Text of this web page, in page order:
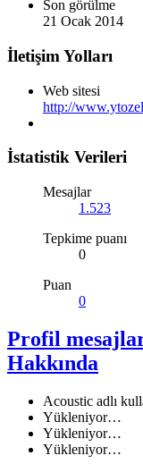
Son görülme
21 Ocak 2014
İletişim Yolları
Web sitesi
http://
İstatistik Verileri
Mesajlar
1.523
Tepkime puanı
0
Puan
0
Profil
Hakkında
Acoustic adlı
Yükleniyor…
Yükleniyor…
Yükleniyor…